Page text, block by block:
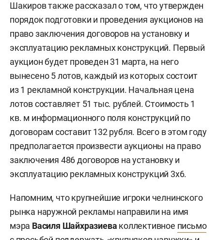
Шакиров также рассказал о том, что утвержден
порядок подготовки и проведения аукционов на
право заключения договоров на установку и
эксплуатацию рекламных конструкций. Первый
аукцион будет проведен 31 марта, на него
вынесено 5 лотов, каждый из которых состоит
из 1 рекламной конструкции. Начальная цена
лотов составляет 51 тыс. рублей. Стоимость 1
кв. м информационного поля конструкций по
договорам составит 132 рубля. Всего в этом году
предполагается произвести аукционы на право
заключения 486 договоров на установку и
эксплуатацию рекламных конструкций 3х6.
Напомним, что крупнейшие игроки челнинского
рынка наружной рекламы направили на имя
мэра Василя Шайхразиева коллективное письмо